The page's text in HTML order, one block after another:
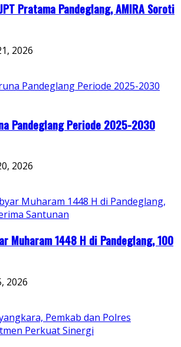
Pratama Pandeglang, AMIRA Soroti
2026
Pandeglang Periode 2025-2030
2026
Muharam 1448 H di Pandeglang, 100
2026